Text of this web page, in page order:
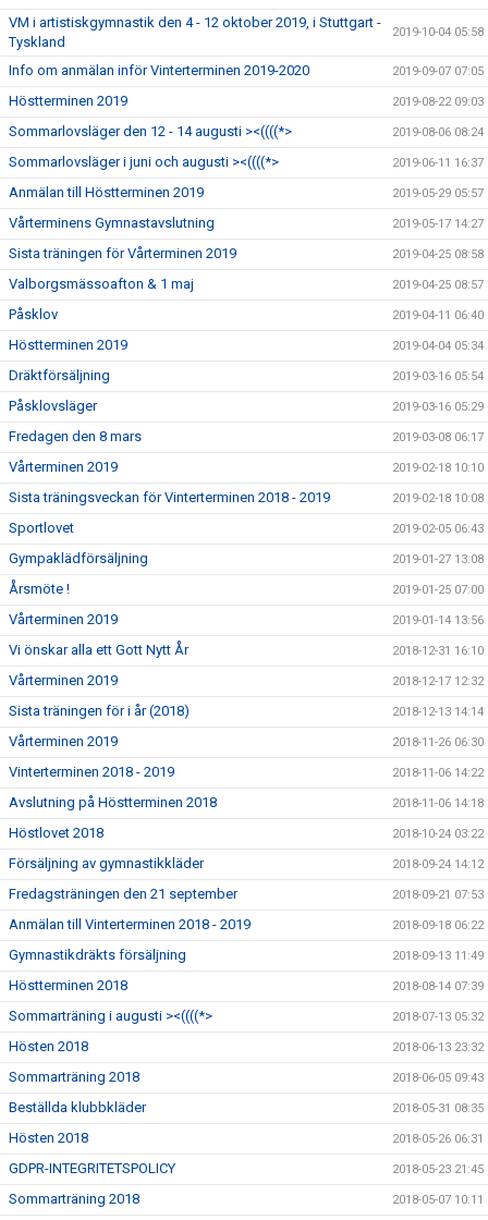
VM i artistiskgymnastik den 4 - 12 oktober 2019, i Stuttgart -
Tyskland
2019-10-04 05:58
Info om anmälan inför Vinterterminen 2019-2020 2019-09-07 07:05
Höstterminen 2019 2019-08-22 09:03
Sommarlovsläger den 12 - 14 augusti ><((((*> 2019-08-06 08:24
Sommarlovsläger i juni och augusti ><((((*> 2019-06-11 16:37
Anmälan till Höstterminen 2019 2019-05-29 05:57
Vårterminens Gymnastavslutning 2019-05-17 14:27
Sista träningen för Vårterminen 2019 2019-04-25 08:58
Valborgsmässoafton & 1 maj 2019-04-25 08:57
Påsklov 2019-04-11 06:40
Höstterminen 2019 2019-04-04 05:34
Dräktförsäljning 2019-03-16 05:54
Påsklovsläger 2019-03-16 05:29
Fredagen den 8 mars 2019-03-08 06:17
Vårterminen 2019 2019-02-18 10:10
Sista träningsveckan för Vinterterminen 2018 - 2019 2019-02-18 10:08
Sportlovet 2019-02-05 06:43
Gympaklädförsäljning 2019-01-27 13:08
Årsmöte ! 2019-01-25 07:00
Vårterminen 2019 2019-01-14 13:56
Vi önskar alla ett Gott Nytt År 2018-12-31 16:10
Vårterminen 2019 2018-12-17 12:32
Sista träningen för i år (2018) 2018-12-13 14:14
Vårterminen 2019 2018-11-26 06:30
Vinterterminen 2018 - 2019 2018-11-06 14:22
Avslutning på Höstterminen 2018 2018-11-06 14:18
Höstlovet 2018 2018-10-24 03:22
Försäljning av gymnastikkläder 2018-09-24 14:12
Fredagsträningen den 21 september 2018-09-21 07:53
Anmälan till Vinterterminen 2018 - 2019 2018-09-18 06:22
Gymnastikdräkts försäljning 2018-09-13 11:49
Höstterminen 2018 2018-08-14 07:39
Sommarträning i augusti ><((((*> 2018-07-13 05:32
Hösten 2018 2018-06-13 23:32
Sommarträning 2018 2018-06-05 09:43
Beställda klubbkläder 2018-05-31 08:35
Hösten 2018 2018-05-26 06:31
GDPR-INTEGRITETSPOLICY 2018-05-23 21:45
Sommarträning 2018 2018-05-07 10:11